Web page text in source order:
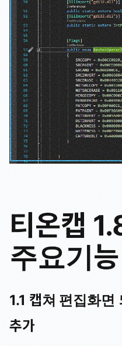
티온캡
주요기능
1.1 캡쳐 편집화
추가